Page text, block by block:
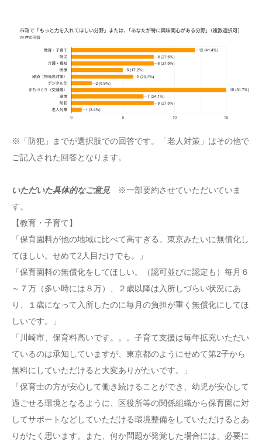
※「防犯」までが選択肢での回答です。「老人対策」はその他で
ご記入された回答となります。
いただいた具体的なご意見 ※一部要約させていただいていま
す。
【教育・子育て】
「保育園料が他の地域に比べて高すぎる。東京みたいに無償化し
てほしい。せめて2人目だけでも。」
「保育園料の無償化をしてほしい。（認可並びに認定も）毎月６
～７万（多い時には８万）、２歳以降は入所しづらい状況にあ
り、１歳になって入所したのに毎月の負担が重く無償化にしてほ
しいです。」
「川崎市、保育料高いです。。。子育て支援は毎年拡充いただい
ているのは承知していますが、東京都のようにせめて第2子から
無料にしていただけると大変ありがたいです。」
「保育士の方が安心して働き続けることができ、幼児が安心して
過ごせる環境となるように、区役所等の関係組織から保育園に対
してサポートなどしていただける環境整備をしていただけるとあ
りがたく思います。また、何か問題が発覚した場合には、必要に